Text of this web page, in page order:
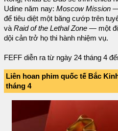
Udine năm nay: Moscow Mission —
để tiêu diệt một băng cướp trên
và Raid of the Lethal Zone — một
dội cản trở họ thi hành nhiệm vụ.
FEFF diễn ra từ ngày 24 tháng 4
Liên hoan phim quốc tế Bắc
tháng 4